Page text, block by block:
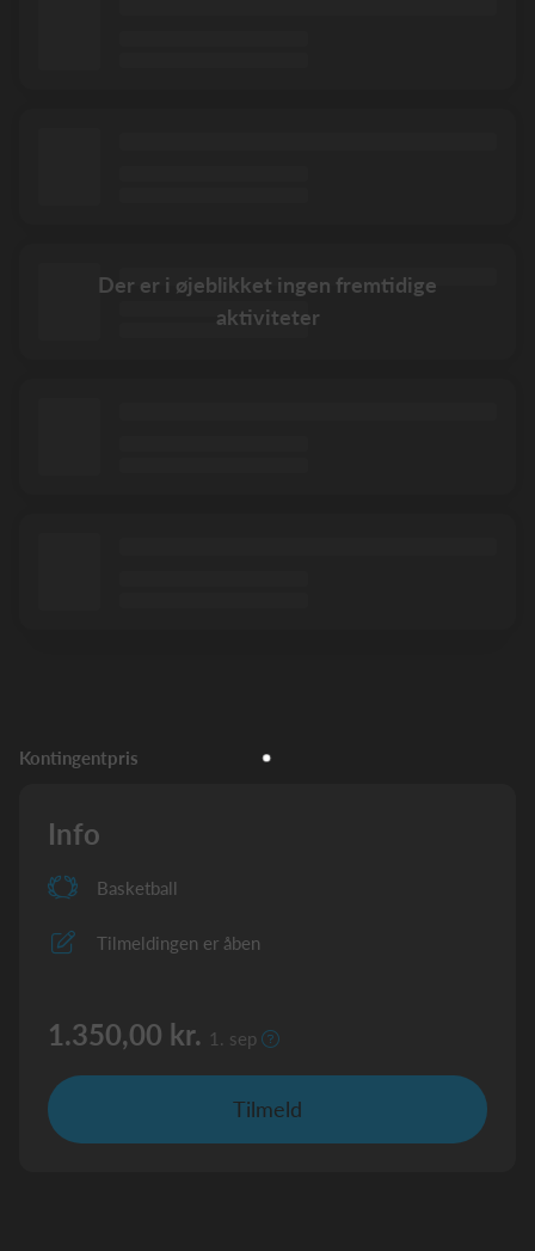
Der er i øjeblikket ingen fremtidige
aktiviteter
Kontingentpris
Info
Basketball
Tilmeldingen er åben
1.350,00 kr. 1. sep
Tilmeld